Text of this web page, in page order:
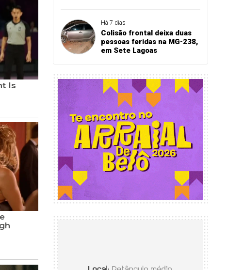
Há 7 dias
Colisão frontal deixa duas
pessoas feridas na MG-238,
em Sete Lagoas